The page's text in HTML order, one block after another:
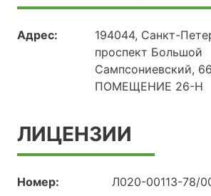
Адрес:
194044, Санкт-
проспект Большой
Сампсониевский,
ПОМЕЩЕНИЕ 26-Н
ЛИЦЕНЗИИ
Номер:
Л020-00113-78/